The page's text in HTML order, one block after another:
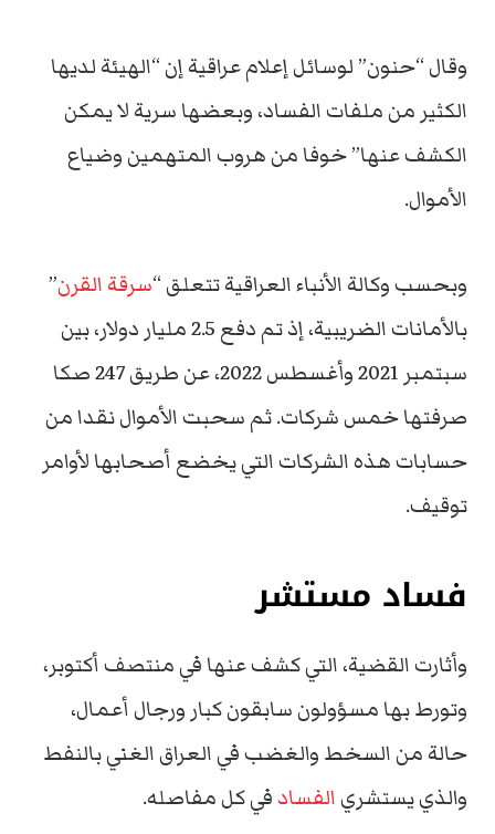
وقال “حنون” لوسائل إعلام عراقية إن “الهيئة لديها
الكثير من ملفات الفساد، وبعضها سرية لا يمكن
الكشف عنها” خوفا من هروب المتهمين وضياع
الأموال.
وبحسب وكالة الأنباء العراقية تتعلق “سرقة القرن”
بالأمانات الضريبية، إذ تم دفع 2.5 مليار دولار، بين
سبتمبر 2021 وأغسطس 2022، عن طريق 247 صكا
صرفتها خمس شركات. ثم سحبت الأموال نقدا من
حسابات هذه الشركات التي يخضع أصحابها لأوامر
توقيف.
فساد مستشر
وأثارت القضية، التي كشف عنها في منتصف أكتوبر،
وتورط بها مسؤولون سابقون كبار ورجال أعمال،
حالة من السخط والغضب في العراق الغني بالنفط
والذي يستشريالفسادفي كل مفاصله.